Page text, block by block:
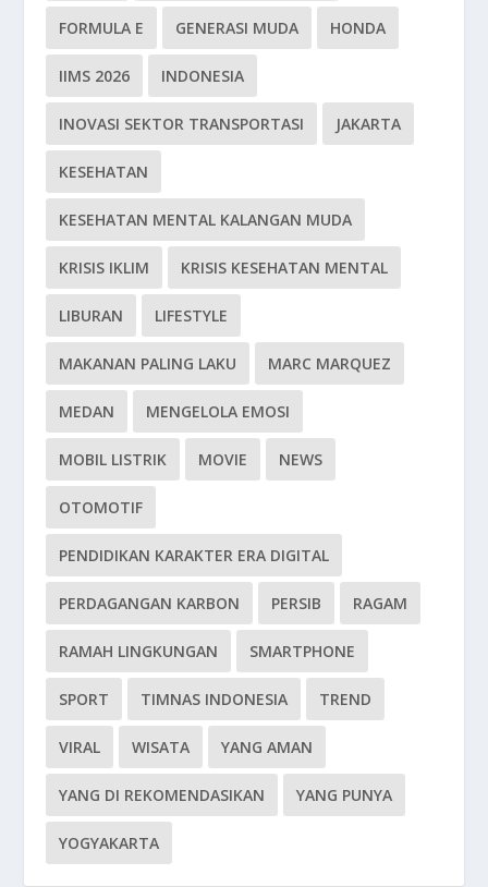
FORMULA E GENERASI MUDA HONDA
IIMS 2026 INDONESIA
INOVASI SEKTOR TRANSPORTASI JAKARTA
KESEHATAN
KESEHATAN MENTAL KALANGAN MUDA
KRISIS IKLIM KRISIS KESEHATAN MENTAL
LIBURAN LIFESTYLE
MAKANAN PALING LAKU MARC MARQUEZ
MEDAN MENGELOLA EMOSI
MOBIL LISTRIK MOVIE NEWS
OTOMOTIF
PENDIDIKAN KARAKTER ERA DIGITAL
PERDAGANGAN KARBON PERSIB RAGAM
RAMAH LINGKUNGAN SMARTPHONE
SPORT TIMNAS INDONESIA TREND
VIRAL WISATA YANG AMAN
YANG DI REKOMENDASIKAN YANG PUNYA
YOGYAKARTA